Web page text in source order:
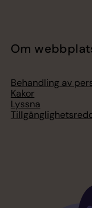
Om
Behandling av
Kakor
Lyssna